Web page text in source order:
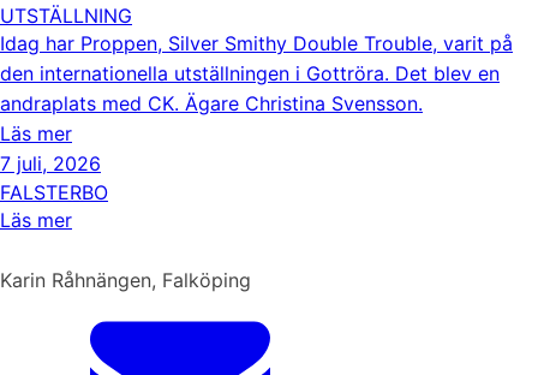
UTSTÄLLNING
Idag har Proppen, Silver Smithy Double Trouble, varit på
den internationella utställningen i Gottröra. Det blev en
andraplats med CK. Ägare Christina Svensson.
Läs mer
7 juli, 2026
FALSTERBO
Läs mer
Karin Råhnängen, Falköping